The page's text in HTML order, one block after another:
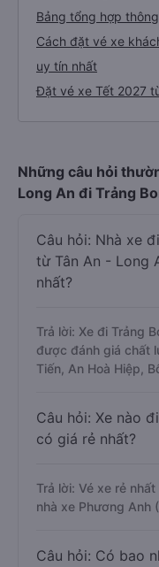
Bảng tổng hợp
Cách đặt vé xe
uy tín nhất
Đặt vé xe Tết 2027
Những câu hỏi
Long An đi Trảng
Câu hỏi: Nhà xe
từ Tân An - Long
nhất?
Trả lời: Xe đi Trảng
được đánh giá chất
Tiến, An Hoà Hiệp,
Câu hỏi: Xe nào
có giá rẻ nhất?
Trả lời: Vé xe rẻ
nhà xe Phương Anh
Câu hỏi: Có bao